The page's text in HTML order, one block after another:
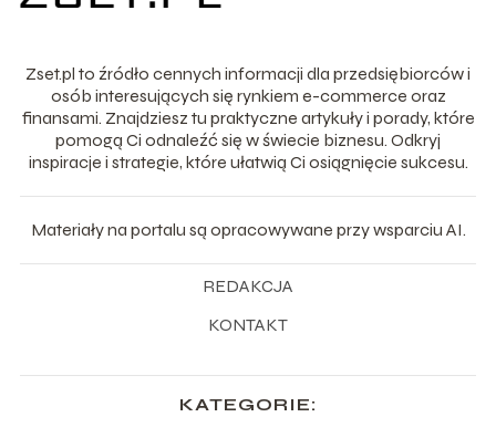
Zset.pl to źródło cennych informacji dla przedsiębiorców i
osób interesujących się rynkiem e-commerce oraz
finansami. Znajdziesz tu praktyczne artykuły i porady, które
pomogą Ci odnaleźć się w świecie biznesu. Odkryj
inspiracje i strategie, które ułatwią Ci osiągnięcie sukcesu.
Materiały na portalu są opracowywane przy wsparciu AI.
REDAKCJA
KONTAKT
KATEGORIE: